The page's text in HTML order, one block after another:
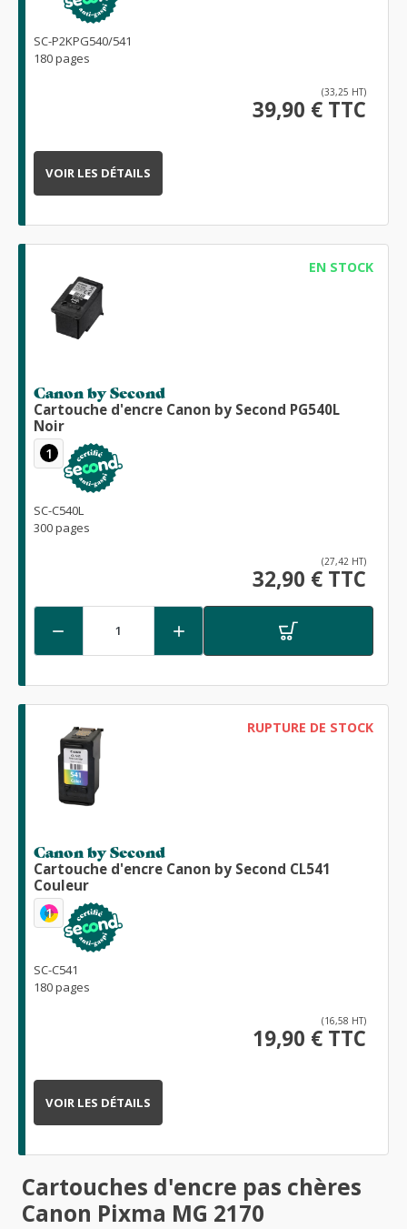
SC-P2KPG540/541
180 pages
(33,25 HT)
39,90 € TTC
VOIR LES DÉTAILS
EN STOCK
Canon by Second
Cartouche d'encre Canon by Second PG540L
Noir
1
SC-C540L
300 pages
(27,42 HT)
32,90 € TTC
 
RUPTURE DE STOCK
Canon by Second
Cartouche d'encre Canon by Second CL541
Couleur
1
SC-C541
180 pages
(16,58 HT)
19,90 € TTC
VOIR LES DÉTAILS
Cartouches d'encre pas chères
Canon Pixma MG 2170